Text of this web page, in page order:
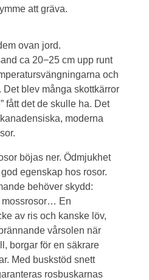
att gräva.
ovan jord.
ca 20−25 cm upp runt
och
blev många skottkärror
fått det de skulle ha. Det
moderna
böjas ner. Ödmjukhet
egenskap hos rosor.
behöver skydd:
mossrosor… En
av ris och kanske löv,
vårsolen när
borgar för en säkrare
Med buskstöd snett
rosbuskarnas